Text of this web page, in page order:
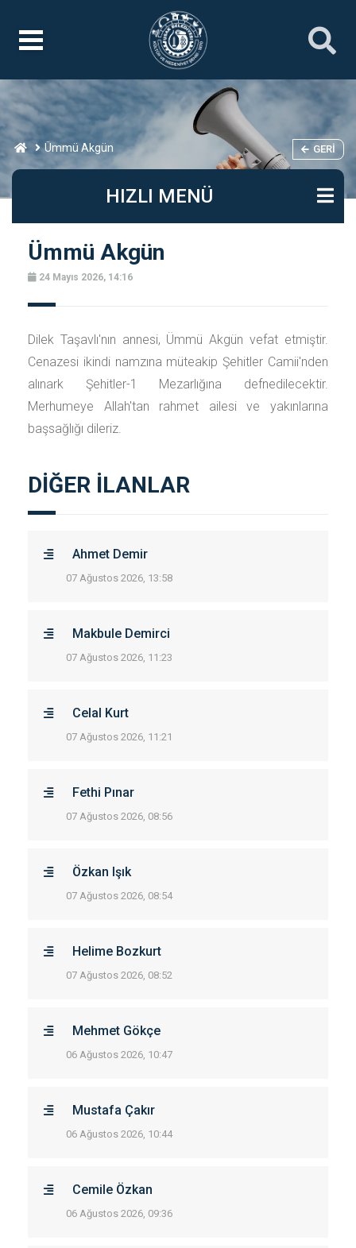
Ümmü Akgün GERI
HIZLI MENÜ
Ümmü Akgün
24 Mayıs 2026, 14:16
Dilek Taşavlı'nın annesi, Ümmü Akgün vefat etmiştir.
Cenazesi ikindi namzına müteakip Şehitler Camii'nden
alınark Şehitler-1 Mezarlığına defnedilecektir.
Merhumeye Allah'tan rahmet ailesi ve yakınlarına
başsağlığı dileriz.
DİĞER İLANLAR
Ahmet Demir
07 Ağustos 2026, 13:58
Makbule Demirci
07 Ağustos 2026, 11:23
Celal Kurt
07 Ağustos 2026, 11:21
Fethi Pınar
07 Ağustos 2026, 08:56
Özkan Işık
07 Ağustos 2026, 08:54
Helime Bozkurt
07 Ağustos 2026, 08:52
Mehmet Gökçe
06 Ağustos 2026, 10:47
Mustafa Çakır
06 Ağustos 2026, 10:44
Cemile Özkan
06 Ağustos 2026, 09:36